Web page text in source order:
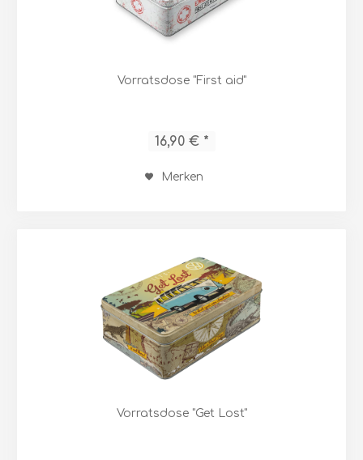
Vorratsdose "First aid"
16,90 € *
Merken
Vorratsdose "Get Lost"